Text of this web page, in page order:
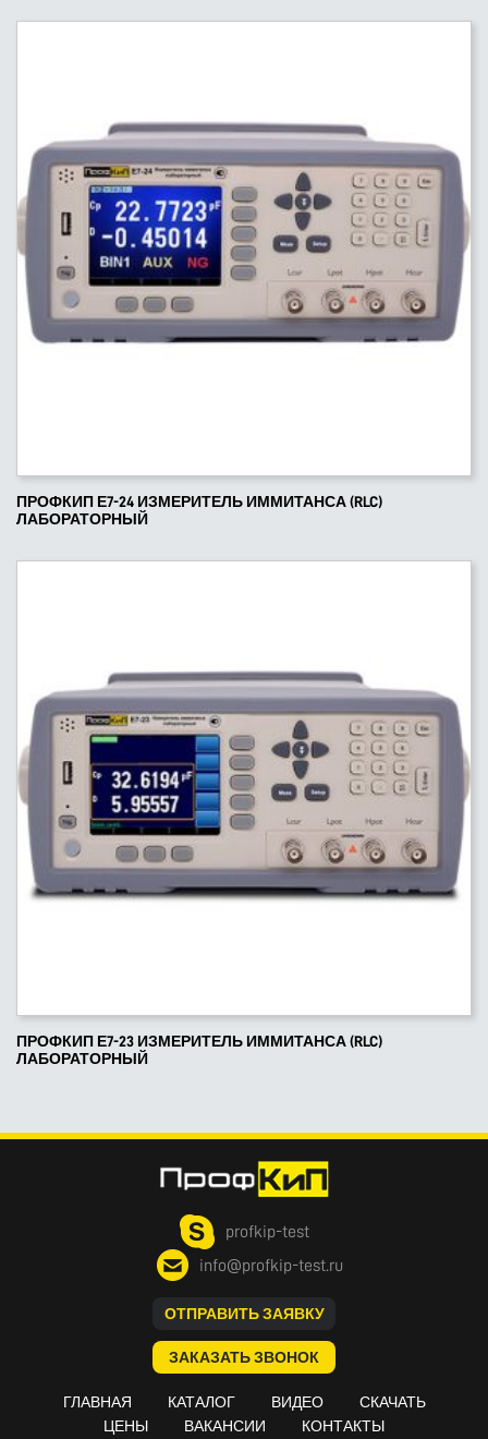
ПРОФКИП Е7-24 ИЗМЕРИТЕЛЬ ИММИТАНСА (RLC)
ЛАБОРАТОРНЫЙ
ПРОФКИП Е7-23 ИЗМЕРИТЕЛЬ ИММИТАНСА (RLC)
ЛАБОРАТОРНЫЙ
profkip-test
info@profkip-test.ru
ОТПРАВИТЬ ЗАЯВКУ
ЗАКАЗАТЬ ЗВОНОК
ГЛАВНАЯ КАТАЛОГ ВИДЕО
СКАЧАТЬ
ЦЕНЫ
ВАКАНСИИ КОНТАКТЫ